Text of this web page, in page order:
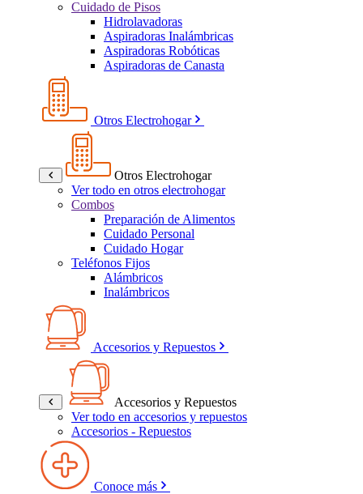
Cuidado de Pisos
Hidrolavadoras
Aspiradoras Inalámbricas
Aspiradoras Robóticas
Aspiradoras de Canasta
Otros Electrohogar
Otros Electrohogar
Ver todo en otros electrohogar
Combos
Preparación de Alimentos
Cuidado Personal
Cuidado Hogar
Teléfonos Fijos
Alámbricos
Inalámbricos
Accesorios y Repuestos
Accesorios y Repuestos
Ver todo en accesorios y repuestos
Accesorios - Repuestos
Conoce más